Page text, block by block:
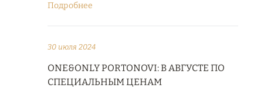
Подробнее
30 июля 2024
ONE&ONLY PORTONOVI: В АВГУСТЕ ПО
СПЕЦИАЛЬНЫМ ЦЕНАМ